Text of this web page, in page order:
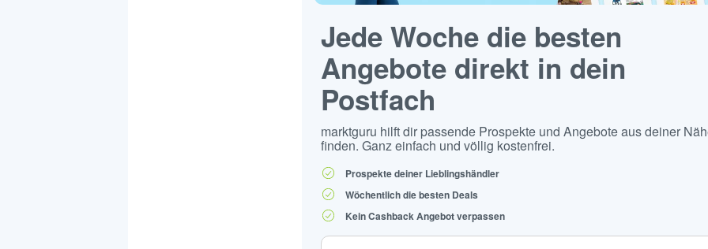
Jede Woche die besten
Angebote direkt in dein
Postfach
marktguru hilft dir passende Prospekte und Angebote aus deiner
finden. Ganz einfach und völlig kostenfrei.
Prospekte deiner Lieblingshändler
Wöchentlich die besten Deals
Kein Cashback Angebot verpassen